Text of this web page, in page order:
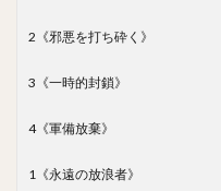
2《邪悪を打ち砕く》
3《一時的封鎖》
4《軍備放棄》
1《永遠の放浪者》